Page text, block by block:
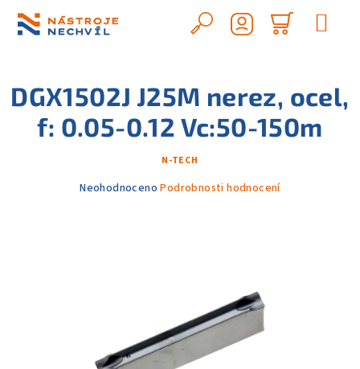
obsah
Hledat
košík
DGX1502J J25M nerez, ocel,
f: 0.05-0.12 Vc:50-150m
N-TECH
Průměrné
Neohodnoceno Podrobnosti hodnocení